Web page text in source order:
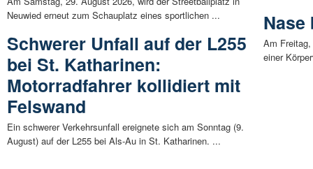
Neuwied erneut zum Schauplatz eines sportlichen ...
Schwerer Unfall auf der L255
bei St. Katharinen:
Motorradfahrer kollidiert mit
Felswand
Ein schwerer Verkehrsunfall ereignete sich am Sonntag (9.
August) auf der L255 bei Als-Au in St. Katharinen. ...
Am
einer